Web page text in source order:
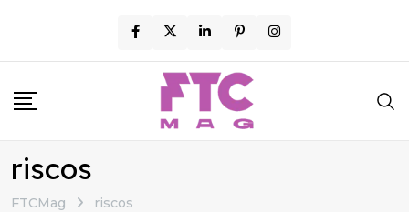
content
riscos
FTCMag riscos